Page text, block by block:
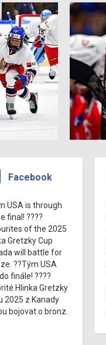
Facebook
USA is through
final! ????
of the 2025
Gretzky Cup
will battle for
??Tým USA
finále! ????
Hlinka Gretzky
2025 z Kanady
bojovat o bronz.